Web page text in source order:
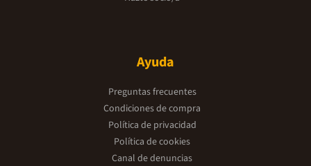
Ayuda
Preguntas frecuentes
Condiciones de compra
Política de privacidad
Política de cookies
Canal de denuncias